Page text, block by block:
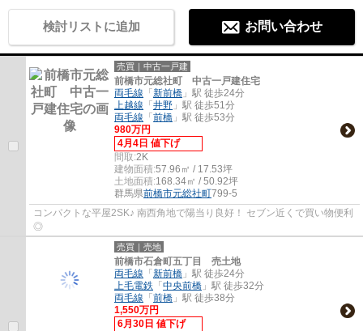
検討リストに追加 お問い合わせ
売買｜中古一戸建
前橋市元総社町 中古一戸建住宅
両毛線 「 新前橋 」駅 徒歩24分
上越線 「 井野 」駅 徒歩51分
両毛線 「 前橋 」駅 徒歩53分
980万円
4月4日 値下げ
間取:2K
建物面積:57.96㎡ / 17.53坪
土地面積:168.34㎡ / 50.92坪
群馬県前橋市元総社町799-5
コンパクトな平屋2SK♪ 南西角地で陽当り良好！ セブン近くで買い物便利
◎
売買｜売地
前橋市石倉町五丁目 売土地
両毛線 「 新前橋 」駅 徒歩24分
上毛電鉄 「 中央前橋 」駅 徒歩32分
両毛線 「 前橋 」駅 徒歩38分
1,550万円
6月30日 値下げ